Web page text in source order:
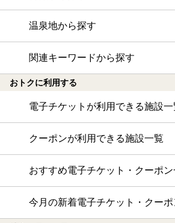
温泉地から探す
関連キーワードから探す
おトクに利用する
電子チケットが利用できる施設一
クーポンが利用できる施設一覧
おすすめ電子チケット・クーポン
今月の新着電子チケット・クーポ